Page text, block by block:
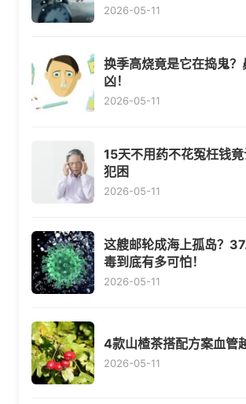
2026-05-11
换季高烧竟是它在捣鬼
凶！
2026-05-11
15天不用药不花冤枉钱
犯困
2026-05-11
这艘邮轮成海上孤岛？
毒到底有多可怕！
2026-05-11
4款山楂茶搭配方案血管
2026-05-11